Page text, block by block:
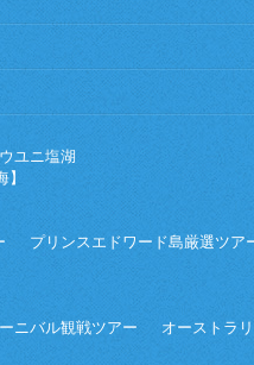
ウユニ塩湖
】
プリンスエドワード島厳選ツア
ニバル観戦ツアー オーストラ